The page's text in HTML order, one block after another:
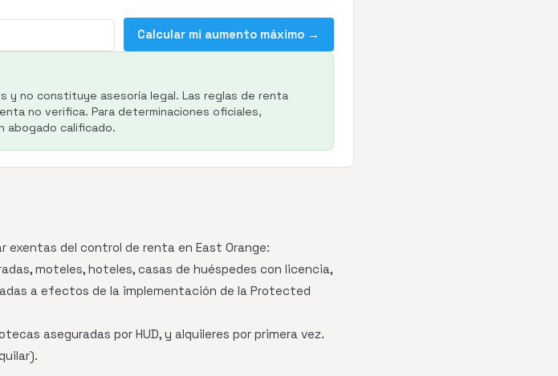
Calcular mi aumento máximo →
y no constituye asesoría legal. Las reglas de renta
no verifica. Para determinaciones oficiales,
abogado calificado.
del control de renta en East Orange:
moteles, hoteles, casas de huéspedes con licencia,
a efectos de la implementación de la Protected
aseguradas por HUD, y alquileres por primera vez.